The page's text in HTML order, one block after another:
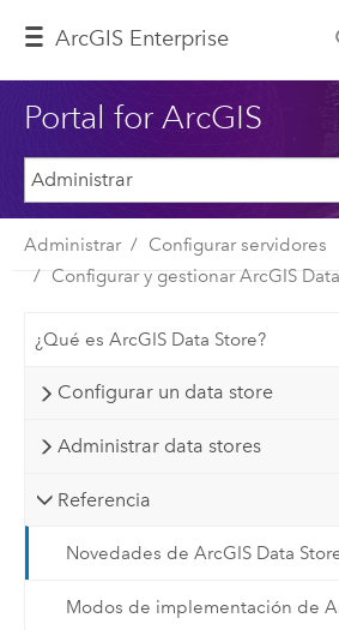
ArcGIS Enterprise
Portal for ArcGIS
Administrar
Configurar servidores
Configurar y gestionar ArcGIS
¿Qué es ArcGIS Data Store?
Configurar un data store
Administrar data stores
Referencia
Novedades de ArcGIS Data
Modos de implementación de